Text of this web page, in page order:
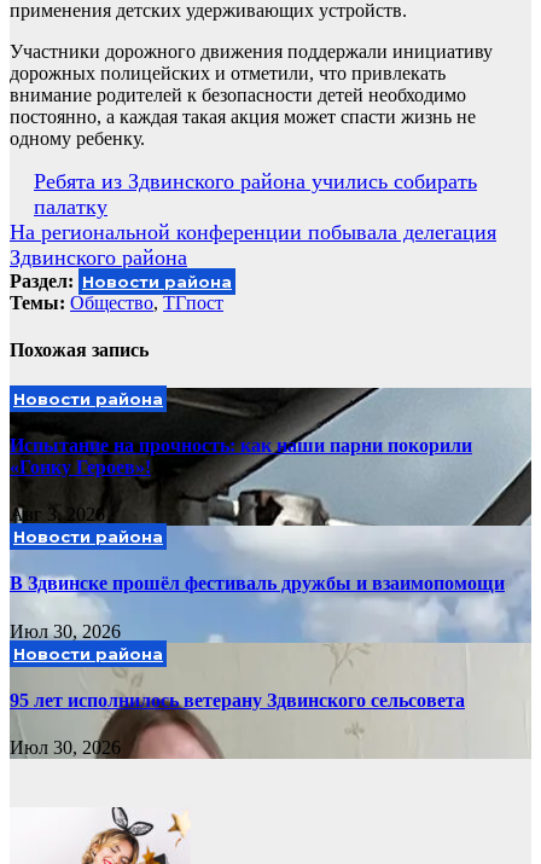
применения детских удерживающих устройств.
Участники дорожного движения поддержали инициативу
дорожных полицейских и отметили, что привлекать
внимание родителей к безопасности детей необходимо
постоянно, а каждая такая акция может спасти жизнь не
одному ребенку.
Навигация
по
записям
Ребята из Здвинского района учились собирать
палатку
На региональной конференции побывала делегация
Здвинского района
Раздел: Новости района
Темы: Общество, ТГпост
Похожая запись
Новости района
Испытание на прочность: как наши парни покорили
«Гонку Героев»!
Авг 3, 2026
Новости района
В Здвинске прошёл фестиваль дружбы и взаимопомощи
Июл 30, 2026
Новости района
95 лет исполнилось ветерану Здвинского сельсовета
Июл 30, 2026